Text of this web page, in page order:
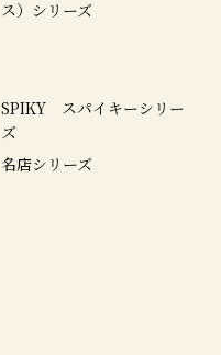
ス）シリーズ
SPIKY スパイキーシリー
ズ
名店シリーズ